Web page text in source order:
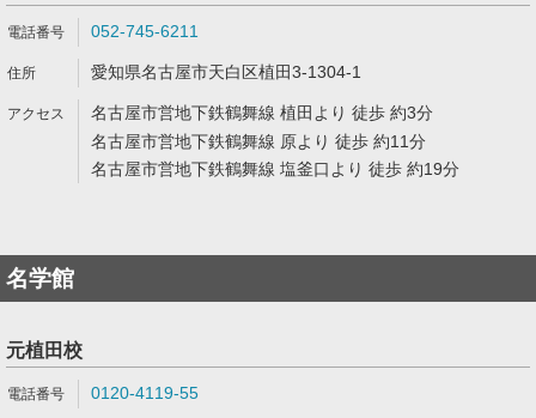
052-745-6211
愛知県名古屋市天白区植田3-1304-1
名古屋市営地下鉄鶴舞線 植田より 徒歩 約3分
名古屋市営地下鉄鶴舞線 原より 徒歩 約11分
名古屋市営地下鉄鶴舞線 塩釜口より 徒歩 約19分
名学館
元植田校
0120-4119-55